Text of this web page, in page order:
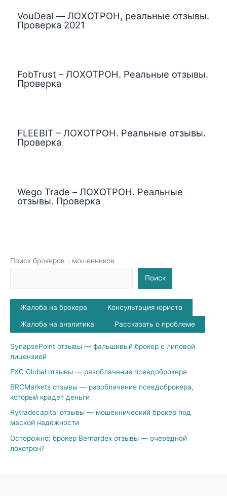
Поиск брокеров - мошенников
Поиск
Жалоба на брокера Консультация юриста
Жалоба на аналитика Рассказать о проблеме
SynapsePoint отзывы — фальшивый брокер с липовой
лицензией
FXC Global отзывы — разоблачение псевдоброкера
BRCMarkets отзывы — разоблачение псевдоброкера,
который крадет деньги
Rytradecapital отзывы — мошеннический брокер под
маской надежности
Осторожно: брокер Bernardex отзывы — очередной
лохотрон?
VouDeal — ЛОХОТРОН, реальные отзывы.
Проверка 2021
FobTrust – ЛОХОТРОН. Реальные отзывы.
Проверка
FLEEBIT – ЛОХОТРОН. Реальные отзывы.
Проверка
Wego Trade – ЛОХОТРОН. Реальные
отзывы. Проверка